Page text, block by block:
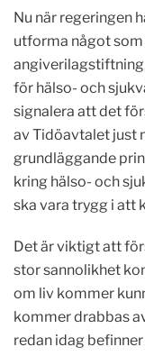
Nu när regeringen
utforma något
för hälso- och
signalera att det
av Tidöavtalet just
grundläggande
kring hälso- och
ska vara trygg i att
Det är viktigt att
stor sannolikhet
om liv kommer
kommer drabbas
redan idag